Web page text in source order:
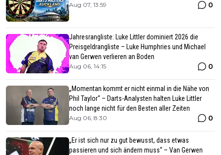
Aug 07, 13:59 0
Jahresrangliste: Luke Littler dominiert 2026 die
Preisgeldrangliste – Luke Humphries und Michael
van Gerwen verlieren an Boden
Aug 06, 14:15 0
„Momentan kommt er nicht einmal in die Nähe von
Phil Taylor“ – Darts-Analysten halten Luke Littler
noch lange nicht für den Besten aller Zeiten
Aug 06, 8:30 0
„Er ist sich nur zu gut bewusst, dass etwas
passieren und sich ändern muss“ – Van Gerwen